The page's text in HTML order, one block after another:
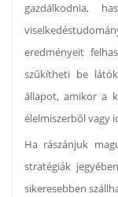
gazdálkodnia,
eredményeit
szűkítheti be
állapot, amikor a
élelmiszerből vagy
Ha rászánjuk
stratégiák
sikeresebben